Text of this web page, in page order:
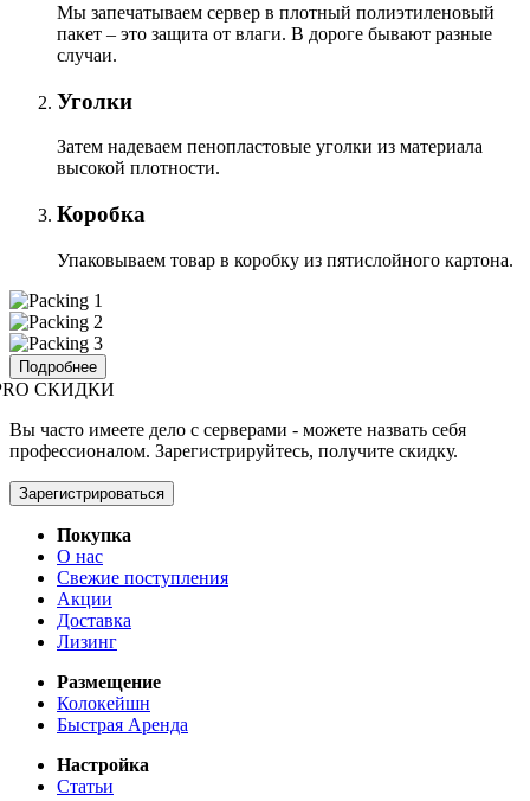
Мы запечатываем сервер в плотный полиэтиленовый
пакет – это защита от влаги. В дороге бывают разные
случаи.
Уголки
Затем надеваем пенопластовые уголки из материала
высокой плотности.
Коробка
Упаковываем товар в коробку из пятислойного картона.
Подробнее
СКИДКИ
Вы часто имеете дело с серверами - можете назвать себя
профессионалом. Зарегистрируйтесь, получите скидку.
Зарегистрироваться
Покупка
О нас
Свежие поступления
Акции
Доставка
Лизинг
Размещение
Колокейшн
Быстрая Аренда
Настройка
Статьи